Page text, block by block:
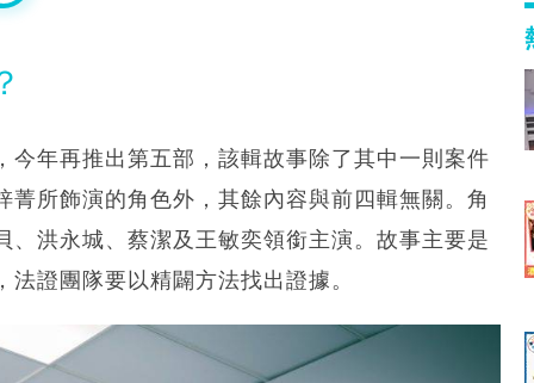
年再推出第五部，該輯故事除了其中一則案件
所飾演的角色外，其餘內容與前四輯無關。角
洪永城、蔡潔及王敏奕領銜主演。故事主要是
證團隊要以精闢方法找出證據。